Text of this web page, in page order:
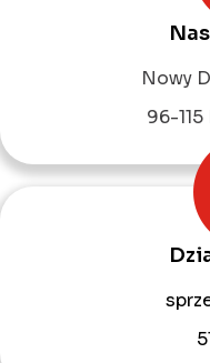
Nowy
96-